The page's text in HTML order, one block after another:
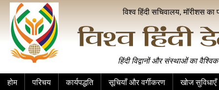
विश्व हिंदी सचिवालय, मॉरीशस का
हिंदी विद्वानों और संस्थाओं का
होम परिचय कार्यपद्धति सूचियाँ और वर्गीकरण खोज सुविधाएँ